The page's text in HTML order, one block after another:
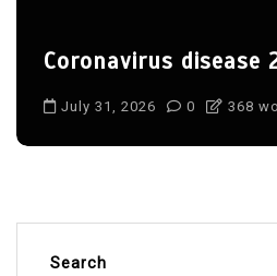
Coronavirus disease
July 31, 2026 0 368
Search